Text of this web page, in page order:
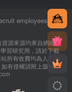
employees
資源來源均來自網絡分
習研究用，請於下載
所有收費均為人工服
有侵權請附上版權證